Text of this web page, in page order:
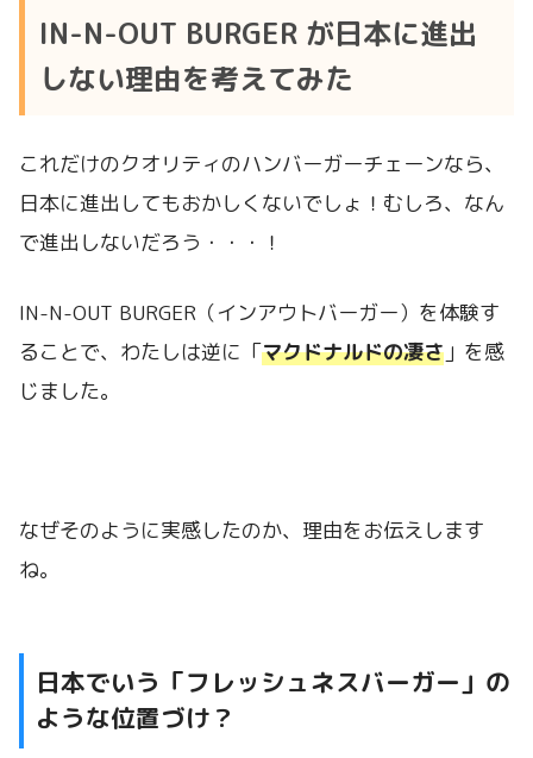
IN-N-OUT BURGER が日本に進出
しない理由を考えてみた
これだけのクオリティのハンバーガーチェーンなら、
日本に進出してもおかしくないでしょ！むしろ、なん
で進出しないだろう・・・！
IN-N-OUT BURGER（インアウトバーガー）を体験す
ることで、わたしは逆に「マクドナルドの凄さ 」を感
じました。
なぜそのように実感したのか、理由をお伝えします
ね。
日本でいう「フレッシュネスバーガー」の
ような位置づけ？